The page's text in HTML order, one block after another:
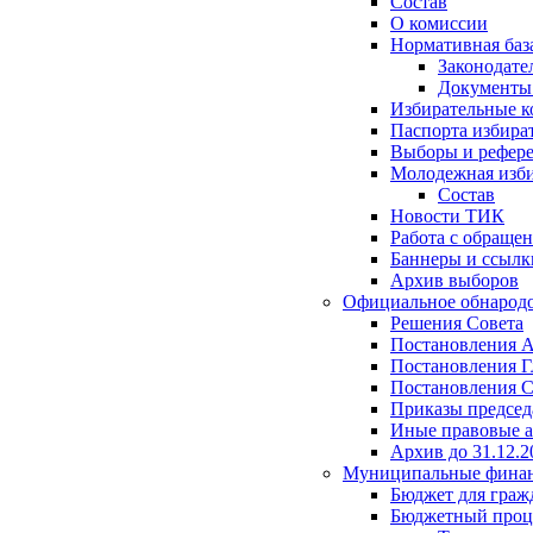
О комиссии
Нормативная
Избирательные
Паспорта
Выборы и
Молодежная
Состав
Новости ТИК
Работа с
Баннеры и
Архив выборов
Официальное
Решения Совета
Постановления
Постановления
Постановления
Приказы
Иные правовые
Архив до
Муниципальные
Бюджет для
Бюджетный